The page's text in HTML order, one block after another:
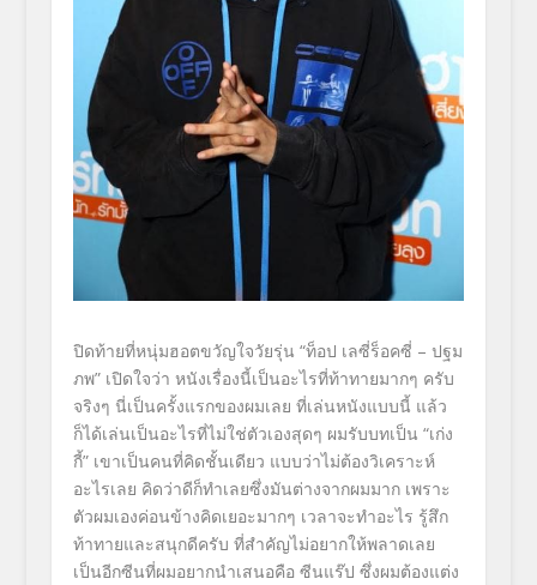
ปิดท้ายที่หนุ่มฮอตขวัญใจวัยรุ่น “ท็อป เลซี่ร็อคซี่ – ปฐม
ภพ” เปิดใจว่า หนังเรื่องนี้เป็นอะไรที่ท้าทายมากๆ ครับ
จริงๆ นี่เป็นครั้งแรกของผมเลย ที่เล่นหนังแบบนี้ แล้ว
ก็ได้เล่นเป็นอะไรที่ไม่ใช่ตัวเองสุดๆ ผมรับบทเป็น “เก่ง
กี้” เขาเป็นคนที่คิดชั้นเดียว แบบว่าไม่ต้องวิเคราะห์
อะไรเลย คิดว่าดีก็ทำเลยซึ่งมันต่างจากผมมาก เพราะ
ตัวผมเองค่อนข้างคิดเยอะมากๆ เวลาจะทำอะไร รู้สึก
ท้าทายและสนุกดีครับ ที่สำคัญไม่อยากให้พลาดเลย
เป็นอีกซีนที่ผมอยากนำเสนอคือ ซีนแร๊ป ซึ่งผมต้องแต่ง